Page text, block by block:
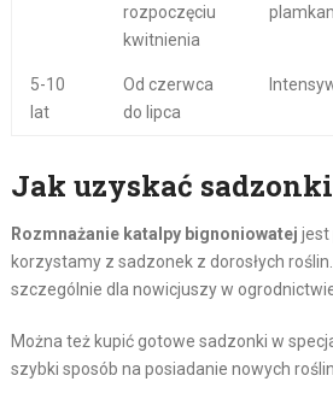
rozpoczęciu
kwitnienia
5-10
lat
Od czerwca
do lipca
Jak uzyskać
Rozmnażanie katalpy bignoniowatej jest
korzystamy z sadzonek z dorosłych
szczególnie dla nowicjuszy w
Można też kupić gotowe sadzonki w
szybki sposób na posiadanie nowych roślin.